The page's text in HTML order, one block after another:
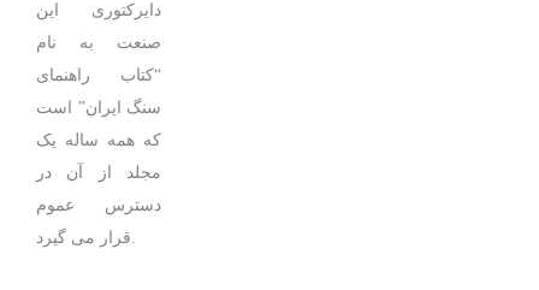
دایرکتوری این
صنعت به نام
“کتاب راهنمای
سنگ ایران” است
که همه ساله یک
مجلد از آن در
دسترس عموم
قرار می گیرد.